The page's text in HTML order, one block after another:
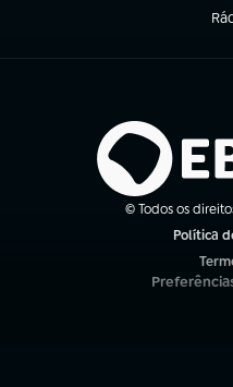
© Todos os
Política
(abre